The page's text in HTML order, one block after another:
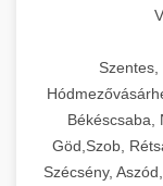
Szentes,
Békéscsaba,
Göd,Szob,
Szécsény,